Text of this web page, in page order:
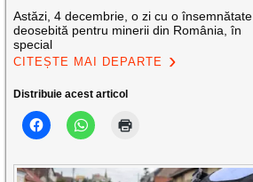
Astăzi, 4 decembrie, o zi cu o însemnătate
deosebită pentru minerii din România, în
special
CITEȘTE MAI DEPARTE
Distribuie acest articol